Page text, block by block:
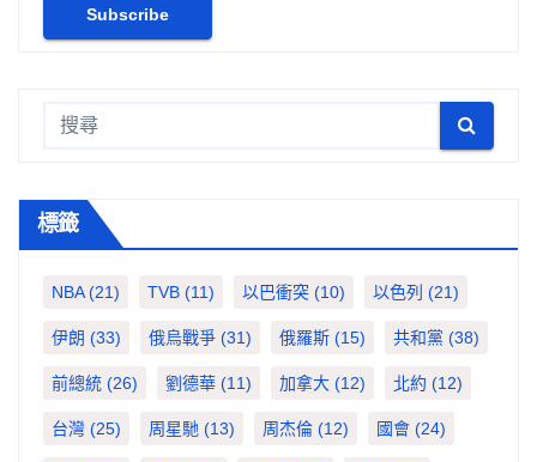
標籤
NBA(21) TVB (11) 以巴衝突 (10) 以色列 (21)
伊朗 (33) 俄烏戰爭 (31) 俄羅斯 (15) 共和黨 (38)
前總統 (26) 劉德華 (11) 加拿大 (12) 北約 (12)
台灣 (25) 周星馳 (13) 周杰倫 (12) 國會 (24)